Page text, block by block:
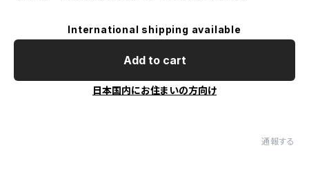
International shipping available
Add to cart
日本国内にお住まいの方向け
通報する